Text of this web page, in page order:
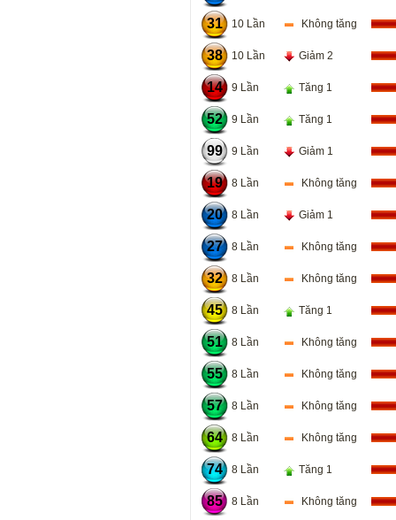
31 10 Lần Không tăng
38 10 Lần Giảm 2
14 9 Lần Tăng 1
52 9 Lần Tăng 1
99 9 Lần Giảm 1
19 8 Lần Không tăng
20 8 Lần Giảm 1
27 8 Lần Không tăng
32 8 Lần Không tăng
45 8 Lần Tăng 1
51 8 Lần Không tăng
55 8 Lần Không tăng
57 8 Lần Không tăng
64 8 Lần Không tăng
74 8 Lần Tăng 1
85 8 Lần Không tăng